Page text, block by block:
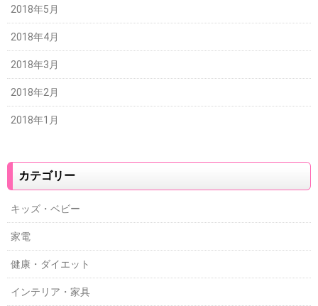
2018年5月
2018年4月
2018年3月
2018年2月
2018年1月
カテゴリー
キッズ・ベビー
家電
健康・ダイエット
インテリア・家具